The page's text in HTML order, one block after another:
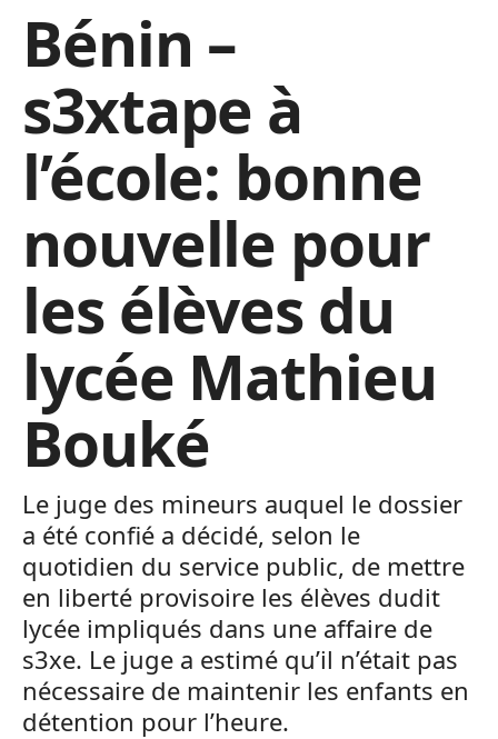
Bénin –
s3xtape à
l’école: bonne
nouvelle pour
les élèves du
lycée Mathieu
Bouké
Le juge des mineurs auquel le dossier
a été confié a décidé, selon le
quotidien du service public, de mettre
en liberté provisoire les élèves dudit
lycée impliqués dans une affaire de
s3xe. Le juge a estimé qu’il n’était pas
nécessaire de maintenir les enfants en
détention pour l’heure.